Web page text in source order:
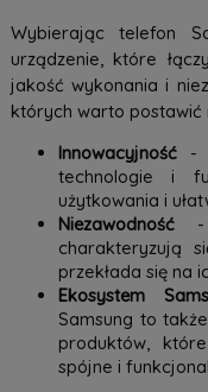
Wybierając telefon
urządzenie, które
jakość wykonania i
których warto postawić
Innowacyjność-
technologie i
użytkowania i
Niezawodność-
charakteryzują
przekłada się na
Ekosystem
Samsung to
produktów,
spójne i